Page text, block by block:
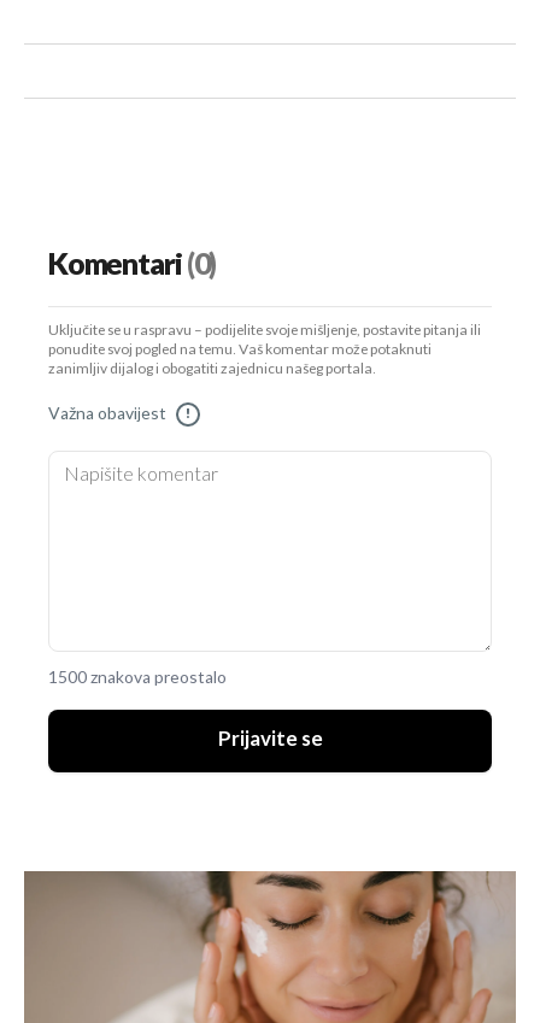
Komentari(0)
Uključite se u raspravu – podijelite svoje mišljenje, postavite pitanja ili
ponudite svoj pogled na temu. Vaš komentar može potaknuti
zanimljiv dijalog i obogatiti zajednicu našeg portala.
Važna obavijest !
1500 znakova preostalo
Prijavite se